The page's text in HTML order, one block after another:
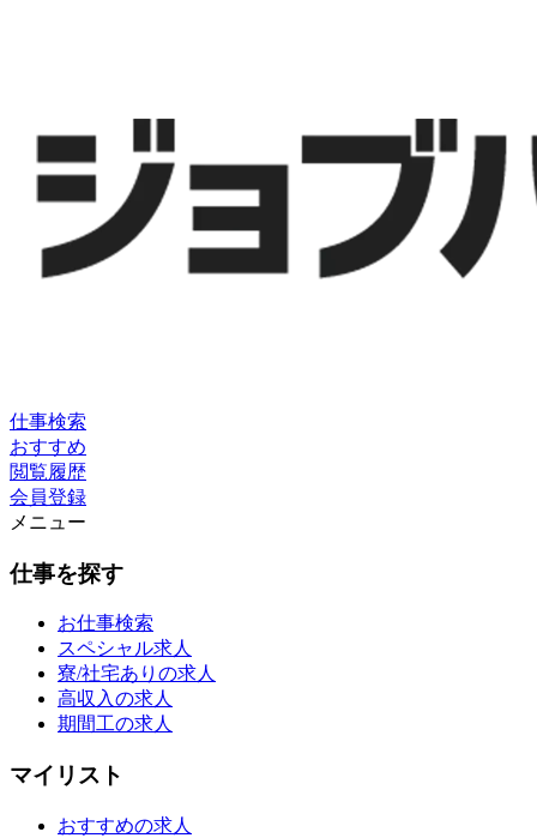
仕事検索
おすすめ
閲覧履歴
会員登録
メニュー
仕事を探す
お仕事検索
スペシャル求人
寮/社宅ありの求人
高収入の求人
期間工の求人
マイリスト
おすすめの求人